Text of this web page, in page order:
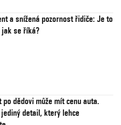
a snížená pozornost řidiče: Je to
se říká?
po dědovi může mít cenu auta.
jediný detail, který lehce